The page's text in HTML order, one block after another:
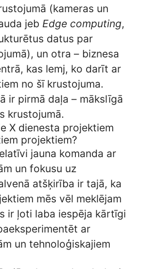
(kameras un
jeb Edge computing,
datus par
un otra – biznesa
kas lemj, ko darīt ar
no šī krustojuma.
ir pirmā daļa – mākslīgā
krustojumā.
X dienesta projektiem
projektiem?
jauna komanda ar
un fokusu uz
atšķirība ir tajā, ka
mēs vēl meklējam
ir ļoti laba iespēja kārtīgi
ar
un tehnoloģiskajiem